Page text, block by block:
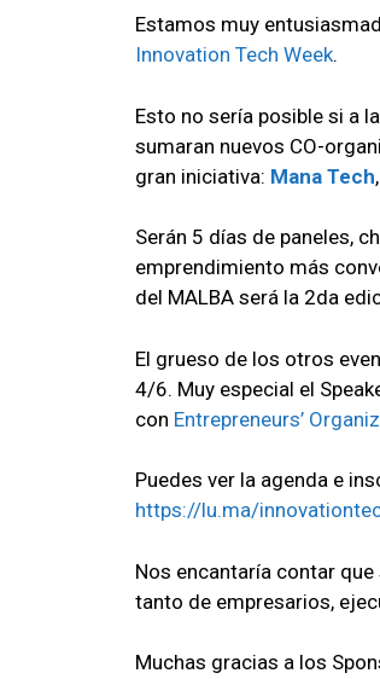
Estamos muy
Innovation Tech Week.
Esto no sería posible si a
sumaran nuevos CO-
gran iniciativa: Mana Tech,
Serán 5 días de paneles,
emprendimiento más
del MALBA será la 2da
El grueso de los otros
4/6. Muy especial el
con Entrepreneurs’​
Puedes ver la agenda e
https://lu.ma/
Nos encantaría contar
tanto de empresarios,
Muchas gracias a los